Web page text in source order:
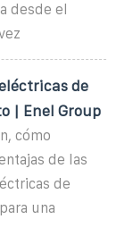
desde el
de
| Enel Group
cómo
de las
de
una